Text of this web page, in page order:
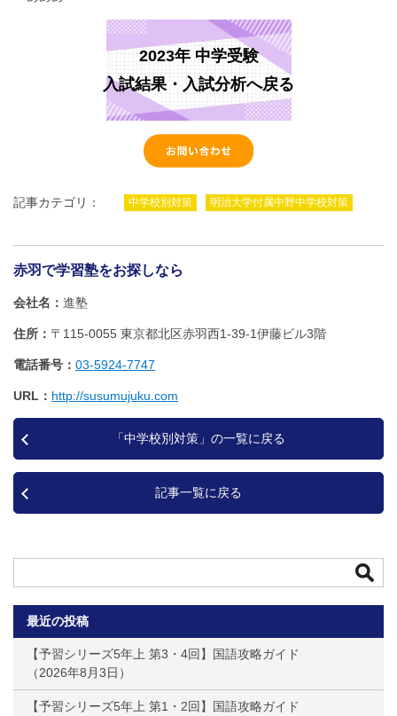
2023年 中学受験
入試結果・入試分析へ戻る
記事カテゴリ： 中学校別対策 明治大学付属中野中学校対策
赤羽で学習塾をお探しなら
会社名 進塾
住所 〒115-0055 東京都北区赤羽西1‐39‐1伊藤ビル3階
電話番号 03-5924-7747
URL http://susumujuku.com
「中学校別対策」の一覧に戻る
記事一覧に戻る
最近の投稿
【予習シリーズ5年上 第3・4回】国語攻略ガイド
2026年8月3日
【予習シリーズ5年上 第1・2回】国語攻略ガイド